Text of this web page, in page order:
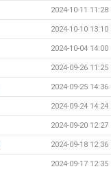
2024-10-11 11:28
2024-10-10 13:10
2024-10-04 14:00
2024-09-26 11:25
2024-09-25 14:36
2024-09-24 14:24
2024-09-20 12:27
2024-09-18 12:36
2024-09-17 12:35